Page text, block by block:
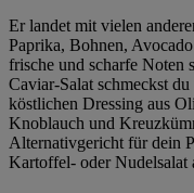
Er landet mit vielen
Paprika, Bohnen,
frische und scharfe Noten
Caviar-Salat schmeckst
köstlichen Dressing aus
Knoblauch und
Alternativgericht für dein
Kartoffel- oder Nudelsalat